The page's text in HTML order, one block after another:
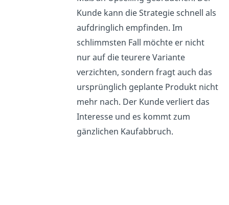
Kunde kann die Strategie schnell als
aufdringlich empfinden. Im
schlimmsten Fall möchte er nicht
nur auf die teurere Variante
verzichten, sondern fragt auch das
ursprünglich geplante Produkt nicht
mehr nach. Der Kunde verliert das
Interesse und es kommt zum
gänzlichen Kaufabbruch.